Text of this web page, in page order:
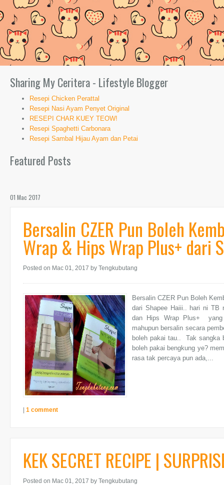
Sharing My Ceritera - Lifestyle Blogger
Resepi Chicken Perattal
Resepi Nasi Ayam Penyet Original
RESEPI CHAR KUEY TEOW!
Resepi Spaghetti Carbonara
Resepi Sambal Hijau Ayam dan Petai
Featured Posts
01 Mac 2017
Bersalin CZER Pun Boleh
Wrap & Hips Wrap Plus+ dari
Posted on Mac 01, 2017 by Tengkubutang
Bersalin CZER Pun Boleh
dari Shapee Haiii.. hari ni TB
dan Hips Wrap Plus+ yang
mahupun bersalin secara
boleh pakai tau.. Tak sangka
boleh pakai bengkung ye?
rasa tak percaya pun ada,...
1 comment
KEK SECRET RECIPE |
Posted on Mac 01, 2017 by Tengkubutang